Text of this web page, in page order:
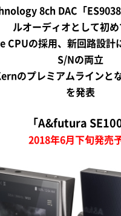
8ch DAC「
ルオーディオとして初
CPUの採用、新回路設計
S/Nの両立
のプレミアムラインと
を発表
「A&futura SE100
2018年6月下旬発売